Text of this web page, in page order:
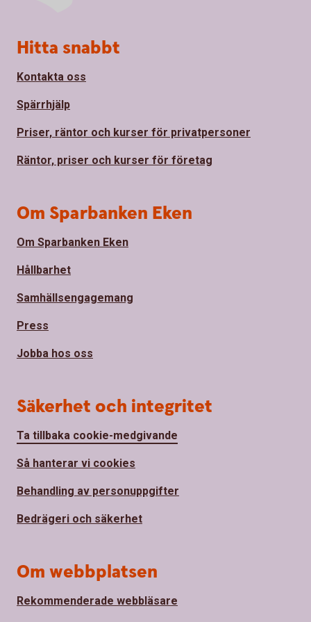
Sidfot
Hitta snabbt
Kontakta oss
Spärrhjälp
Priser, räntor och kurser för privatpersoner
Räntor, priser och kurser för företag
Om Sparbanken Eken
Om Sparbanken Eken
Hållbarhet
Samhällsengagemang
Press
Jobba hos oss
Säkerhet och integritet
Ta tillbaka cookie-medgivande
Så hanterar vi cookies
Behandling av personuppgifter
Bedrägeri och säkerhet
Om webbplatsen
Rekommenderade webbläsare